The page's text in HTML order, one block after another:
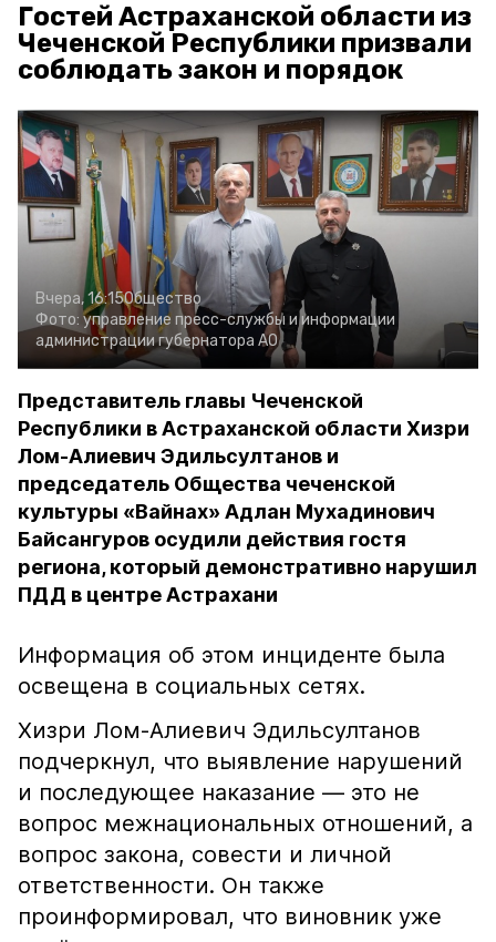
Гостей Астраханской области из
Чеченской Республики призвали
соблюдать закон и порядок
Вчера, 16:15Общество
Фото: управление пресс-службы и информации
администрации губернатора АО
Представитель главы Чеченской
Республики в Астраханской области Хизри
Лом-Алиевич Эдильсултанов и
председатель Общества чеченской
культуры «Вайнах» Адлан Мухадинович
Байсангуров осудили действия гостя
региона, который демонстративно нарушил
ПДД в центре Астрахани
Информация об этом инциденте была
освещена в социальных сетях.
Хизри Лом-Алиевич Эдильсултанов
подчеркнул, что выявление нарушений
и последующее наказание — это не
вопрос межнациональных отношений, а
вопрос закона, совести и личной
ответственности. Он также
проинформировал, что виновник уже